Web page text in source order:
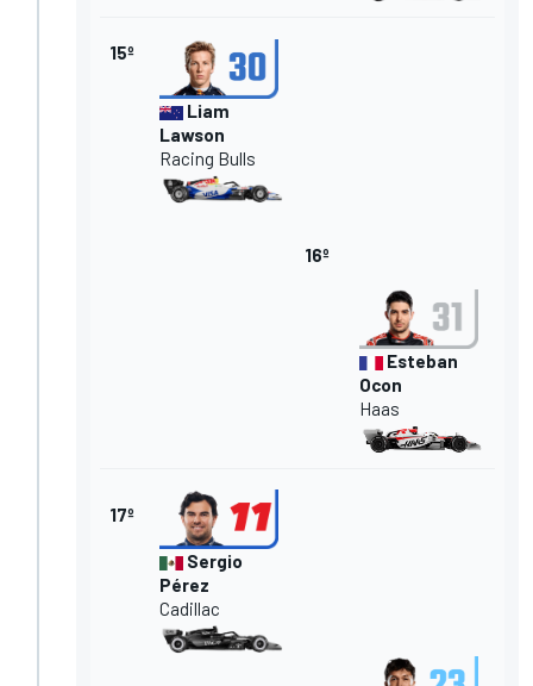
15º
Liam
Lawson
Racing Bulls
16º
Esteban
Ocon
Haas
17º
Sergio
Pérez
Cadillac